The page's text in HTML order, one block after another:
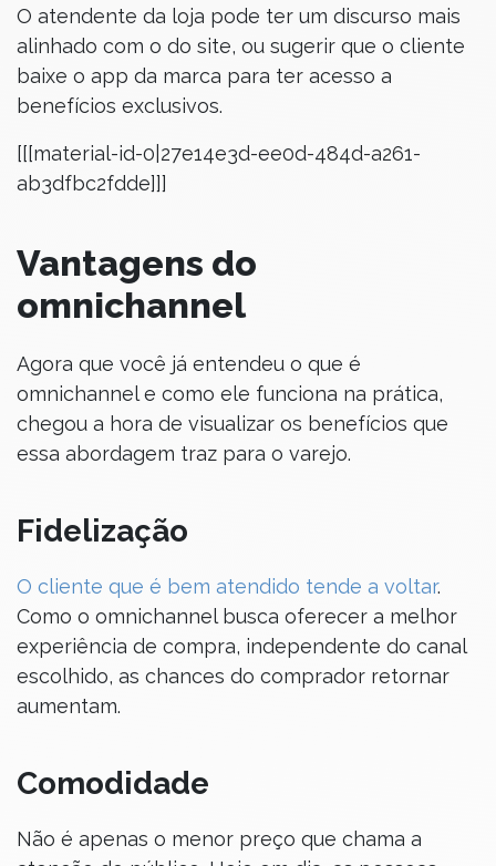
O atendente da loja pode ter um discurso mais
alinhado com o do site, ou sugerir que o cliente
baixe o app da marca para ter acesso a
benefícios exclusivos.
[[[material-id-0|27e14e3d-ee0d-484d-a261-
ab3dfbc2fdde]]]
Vantagens do
omnichannel
Agora que você já entendeu o que é
omnichannel e como ele funciona na prática,
chegou a hora de visualizar os benefícios que
essa abordagem traz para o varejo.
Fidelização
O cliente que é bem atendido tende a voltar.
Como o omnichannel busca oferecer a melhor
experiência de compra, independente do canal
escolhido, as chances do comprador retornar
aumentam.
Comodidade
Não é apenas o menor preço que chama a